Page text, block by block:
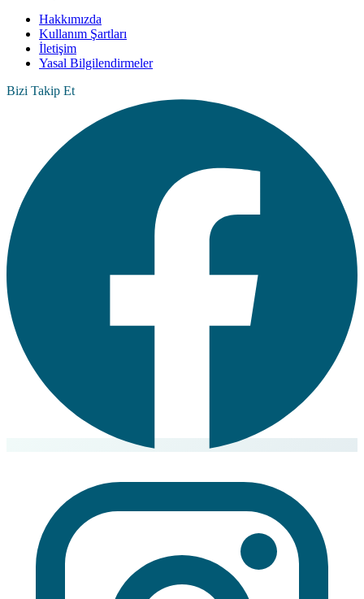
Hakkımızda
Kullanım Şartları
İletişim
Yasal Bilgilendirmeler
Bizi Takip Et